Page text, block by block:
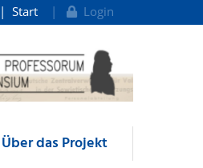
Start Login
Über das Projekt